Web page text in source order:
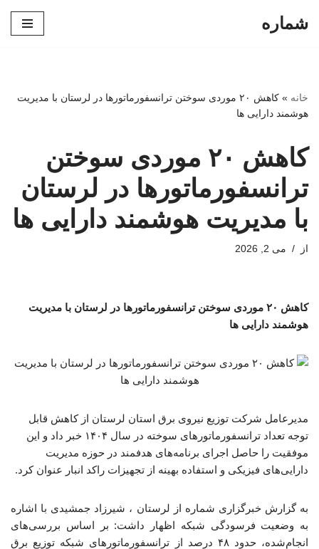
شماره
خانه »
کاهش ۲۰ موردی سوختن ترانسفورماتورها در لرستان با مدیریت
هوشمند دارایی ها
کاهش ۲۰ موردی سوختن
ترانسفورماتورها در لرستان
با مدیریت هوشمند دارایی ها
از می 2, 2026
کاهش ۲۰ موردی سوختن ترانسفورماتورها در لرستان با مدیریت
هوشمند دارایی ها
مدیرعامل شرکت توزیع نیروی برق استان لرستان از کاهش قابل
توجه تعداد ترانسفورماتورهای سوخته در سال ۱۴۰۴ خبر داد و این
موفقیت را حاصل اجرای برنامه‌های هدفمند در حوزه مدیریت
دارایی‌های فیزیکی و استفاده بهینه از تجهیزات راکد انبار عنوان کرد.
به گزارش خبرگزاری شماره از لرستان ، شیرزاد جمشیدی با اشاره
به وضعیت فرسودگی شبکه اظهار داشت: بر اساس بررسی‌های
انجام‌شده، حدود ۴۸ درصد از ترانسفورماتورهای شبکه توزیع برق